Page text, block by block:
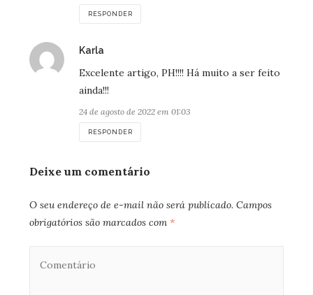
RESPONDER
Karladisse:
Excelente artigo, PH!!!! Há muito a ser feito
ainda!!!
24 de agosto de 2022 em 01:03
RESPONDER
Deixe um comentário
O seu endereço de e-mail não será publicado. Campos
obrigatórios são marcados com *